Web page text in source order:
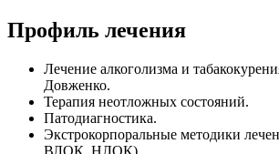
Профиль лечения
Лечение алкоголизма и
Довженко.
Терапия неотложных состояний.
Патодиагностика.
Экстрокорпоральные методики
ВЛОК, НЛОК).